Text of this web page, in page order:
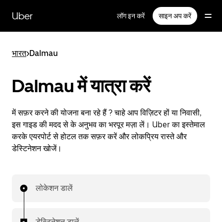
सामग्री
पर
Uber लॉग इन करें साइन अप करें
भारत>Dalmau
Dalmau में यात्रा करें
में सफ़र करने की योजना बना रहे हैं ? चाहे आप विज़िटर हों या निवासी,
इस गाइड की मदद से के अनुभव का भरपूर मज़ा लें। Uber का इस्तेमाल
करके एयरपोर्ट से होटल तक सफ़र करें और लोकप्रिय रास्ते और
डेस्टिनेशन खोजें।
लोकेशन डालें